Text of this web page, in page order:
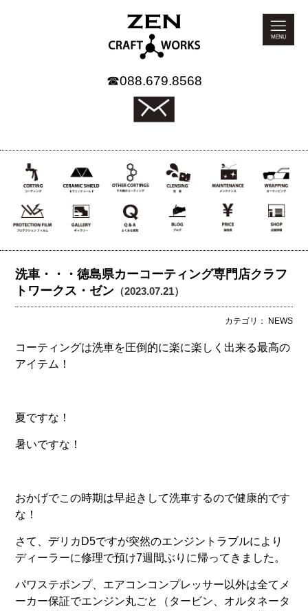
☎088.679.8568
洗車・・・徳島県カーコーティング専門店クラフ
トワークス・ゼン （2023.07.21）
カテゴリ： NEWS
コーティングは洗車を圧倒的に楽に楽しく出来る最高の
アイテム！
夏ですな！
暑いですな！
おかげでこの時期は早起きして洗車するので健康的です
な！
さて、デリカD5ですが突然のエンジントラブルにより
ディーラーに修理で預け7週間ぶりに帰ってきました。
パワステポンプ、エアコンコンプレッサー以外は全てメ
ーカー保証でエンジン丸ごと（タービン、オルタネータ